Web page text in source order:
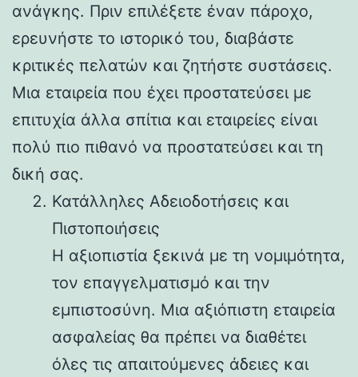
ανάγκης. Πριν επιλέξετε έναν πάροχο,
ερευνήστε το ιστορικό του, διαβάστε
κριτικές πελατών και ζητήστε συστάσεις.
Μια εταιρεία που έχει προστατεύσει με
επιτυχία άλλα σπίτια και εταιρείες είναι
πολύ πιο πιθανό να προστατεύσει και τη
δική σας.
Κατάλληλες Αδειοδοτήσεις και
Πιστοποιήσεις
Η αξιοπιστία ξεκινά με τη νομιμότητα,
τον επαγγελματισμό και την
εμπιστοσύνη. Μια αξιόπιστη εταιρεία
ασφαλείας θα πρέπει να διαθέτει
όλες τις απαιτούμενες άδειες και